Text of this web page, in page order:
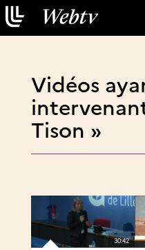
Vidéos
Tison »
30:42